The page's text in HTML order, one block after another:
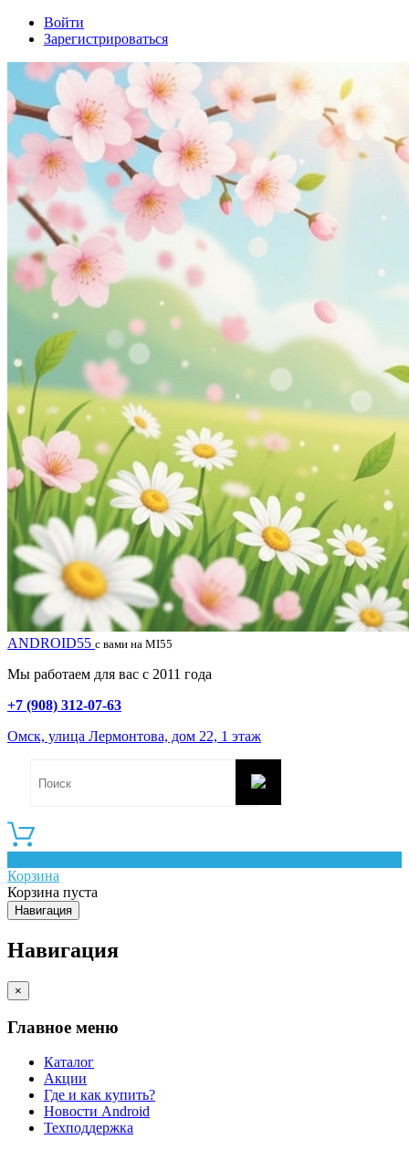
Войти
Зарегистрироваться
ANDROID55 с вами на MI55
Мы работаем для вас с 2011 года
+7 (908) 312-07-63
Омск, улица Лермонтова, дом 22, 1 этаж
Корзина
Корзина пуста
Навигация
Навигация
×
Главное меню
Каталог
Акции
Где и как купить?
Новости Android
Техподдержка